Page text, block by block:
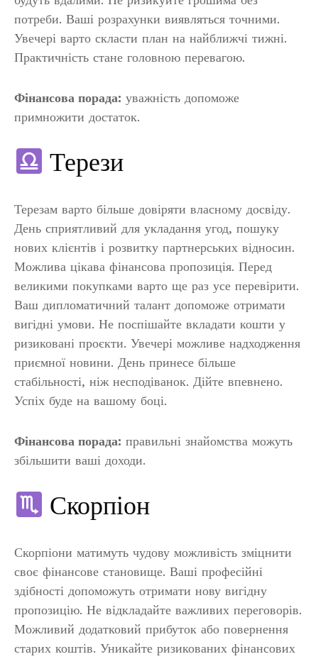
потреби. Ваші розрахунки виявляться точними.
Увечері варто скласти план на найближчі тижні.
Практичність стане головною перевагою.
Фінансова порада: уважність допоможе
примножити достаток.
Терези
Терезам варто більше довіряти власному досвіду.
День сприятливий для укладання угод, пошуку
нових клієнтів і розвитку партнерських відносин.
Можлива цікава фінансова пропозиція. Перед
великими покупками варто ще раз усе перевірити.
Ваш дипломатичний талант допоможе отримати
вигідні умови. Не поспішайте вкладати кошти у
ризиковані проєкти. Увечері можливе надходження
приємної новини. День принесе більше
стабільності, ніж несподіванок. Дійте впевнено.
Успіх буде на вашому боці.
Фінансова порада: правильні знайомства можуть
збільшити ваші доходи.
Скорпіон
Скорпіони матимуть чудову можливість зміцнити
своє фінансове становище. Ваші професійні
здібності допоможуть отримати нову вигідну
пропозицію. Не відкладайте важливих переговорів.
Можливий додатковий прибуток або повернення
старих коштів. Уникайте ризикованих фінансових